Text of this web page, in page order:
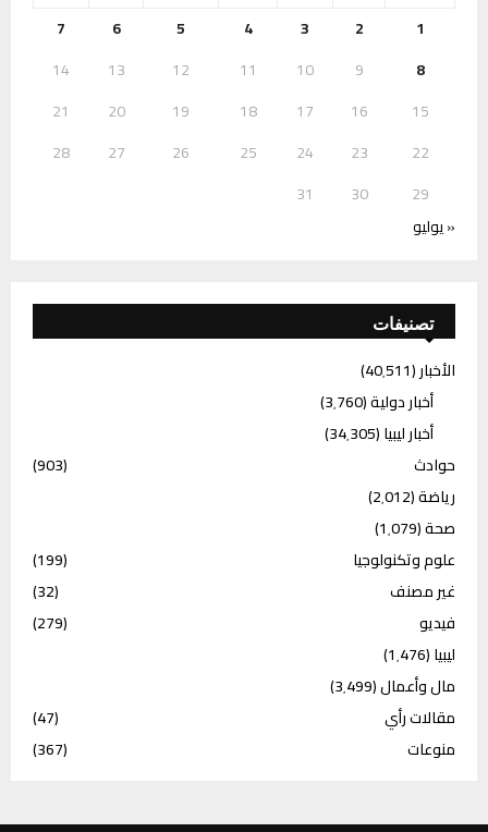
1
2
3
4
5
6
7
8
9
10
11
12
13
14
15
16
17
18
19
20
21
22
23
24
25
26
27
28
29
30
31
« يوليو
تصنيفات
الأخبار(40٬511)
أخبار دولية(3٬760)
أخبار ليبيا(34٬305)
حوادث
(903)
رياضة(2٬012)
صحة(1٬079)
علوم وتكنولوجيا
(199)
غير مصنف
(32)
فيديو
(279)
ليبيا(1٬476)
مال وأعمال(3٬499)
مقالات رأي
(47)
منوعات
(367)